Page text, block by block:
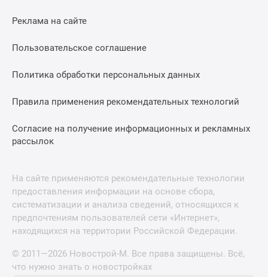
Реклама на сайте
Пользовательское соглашение
Политика обработки персональных данных
Правила применения рекомендательных технологий
Согласие на получение информационных и рекламных
рассылок
На сайте применяются рекомендательные технологии
предоставления информации на основе сбора,
систематизации и анализа сведений, относящихся к
предпочтениям пользователей сети «Интернет»,
находящихся на территории Российской Федерации.
© 2011—2026 Новострой-М. Все права защищены. Всё,
что нужно знать о новостройках